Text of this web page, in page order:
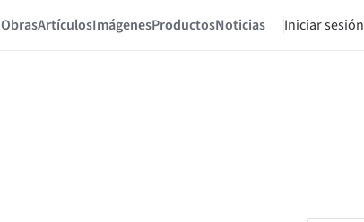
ObrasArtículosImágenesProductosNoticias Iniciar sesión